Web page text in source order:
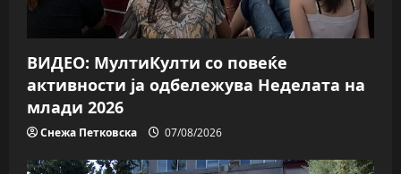
i
o
n
ВИДЕО: МултиКулти со повеќе
активности ја одбележува Неделата на
млади 2026
Снежа Петковска 07/08/2026